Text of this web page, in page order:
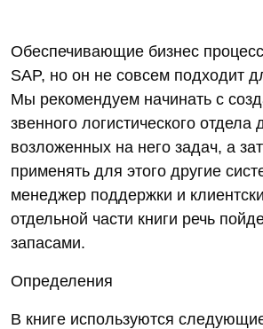
Обеспечивающие бизнес
SAP, но он не совсем подходит
Мы рекомендуем начинать с
звенного логистического
возложенных на него задач, а
применять для этого другие
менеджер поддержки и
отдельной части книги речь
запасами.
Определения
В книге используются